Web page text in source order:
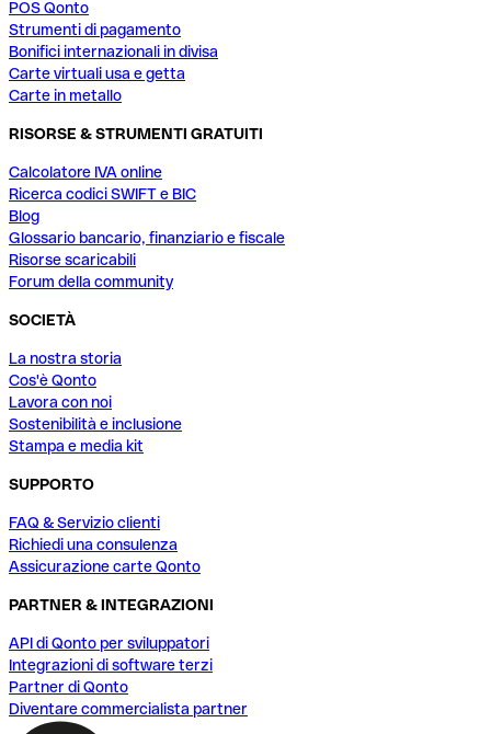
POS Qonto
Strumenti di pagamento
Bonifici internazionali in divisa
Carte virtuali usa e getta
Carte in metallo
RISORSE & STRUMENTI GRATUITI
Calcolatore IVA online
Ricerca codici SWIFT e BIC
Blog
Glossario bancario, finanziario e fiscale
Risorse scaricabili
Forum della community
SOCIETÀ
La nostra storia
Cos'è Qonto
Lavora con noi
Sostenibilità e inclusione
Stampa e media kit
SUPPORTO
FAQ & Servizio clienti
Richiedi una consulenza
Assicurazione carte Qonto
PARTNER & INTEGRAZIONI
API di Qonto per sviluppatori
Integrazioni di software terzi
Partner di Qonto
Diventare commercialista partner